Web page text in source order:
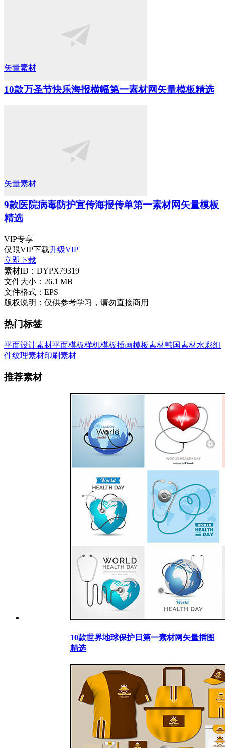
矢量素材
10款万圣节快乐海报横幅第一素材网矢量模板精选
矢量素材
9款医院病毒防护宣传海报传单第一素材网矢量模板
精选
VIP专享
仅限VIP下载升级VIP
立即下载
素材ID： DYPX79319
文件大小： 26.1 MB
文件格式： EPS
版权说明： 仅供参考学习，请勿直接商用
热门标签
平面设计素材平面模板样机模板插画模板素材韩国素材水彩组
件纹理素材印刷素材
推荐素材
10款世界地球保护日第一素材网矢量插图
精选